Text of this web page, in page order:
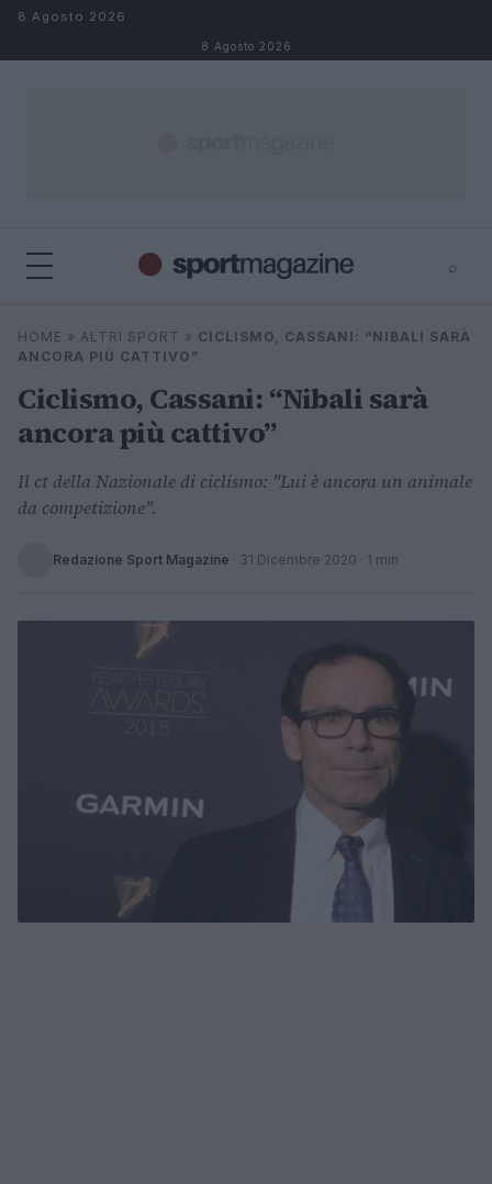
Salta al contenuto
8 Agosto 2026
8 Agosto 2026
⌕
Cerca
⌕ ×
HOME » ALTRI SPORT » CICLISMO, CASSANI: “NIBALI SARÀ
ANCORA PIÙ CATTIVO”
Ciclismo, Cassani: “Nibali sarà
ancora più cattivo”
Il ct della Nazionale di ciclismo: "Lui è ancora un animale
da competizione".
Redazione Sport Magazine · 31 Dicembre 2020 · 1 min